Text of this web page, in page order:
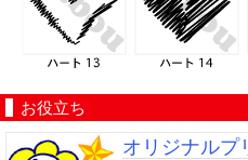
お役立ち
オリジナルプ